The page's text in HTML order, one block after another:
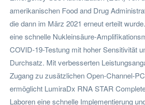
amerikanischen Food and Drug
die dann im März 2021 erneut erteilt
eine schnelle Nukleinsäure-
COVID-19-Testung mit hoher Sensitivität
Durchsatz. Mit verbesserten
Zugang zu zusätzlichen Open-Channel-
ermöglicht LumiraDx RNA STAR
Laboren eine schnelle Implementierung